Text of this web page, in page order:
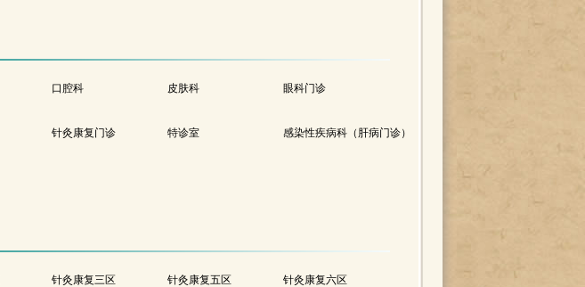
口腔科 皮肤科 眼科门诊
针灸康复门诊 特诊室 感染性疾病科（肝病门诊）
针灸康复三区 针灸康复五区 针灸康复六区